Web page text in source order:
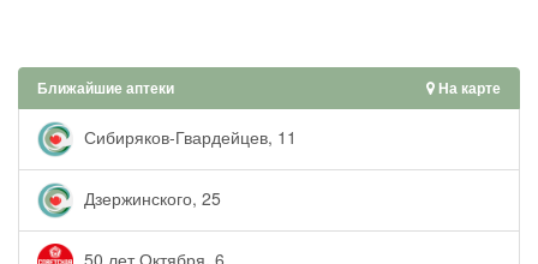
Ближайшие аптеки На карте
Сибиряков-Гвардейцев, 11
Дзержинского, 25
50 лет Октября, 6